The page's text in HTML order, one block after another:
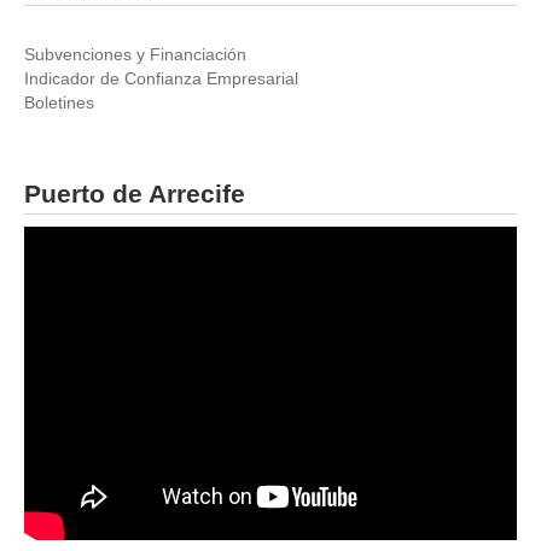
Subvenciones y Financiación
Indicador de Confianza Empresarial
Boletines
Puerto de Arrecife